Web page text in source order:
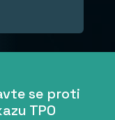
se proti
TPO